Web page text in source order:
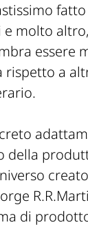
molto
essere
rispetto a
della
di